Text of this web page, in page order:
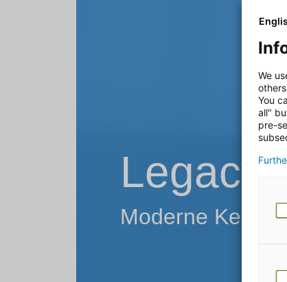
Legacy
Moderne
We
You
all"
pre-